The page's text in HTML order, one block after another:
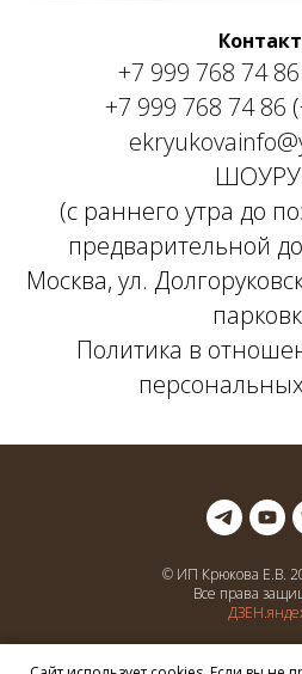
+7 999 768 74 86
+7 999 768 74 86
(с раннего утра до
предварительной
Москва, ул.
Политика в
© ИП Крюкова Е.В.
Все права